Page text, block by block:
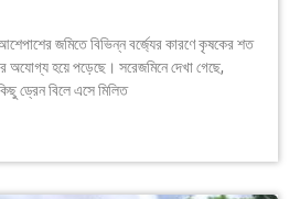
জমিতে বিভিন্ন বর্জ্যের কারণে কৃষকের শত
অযোগ্য হয়ে পড়েছে। সরেজমিনে দেখা গেছে,
ড্রেন বিলে এসে মিলিত